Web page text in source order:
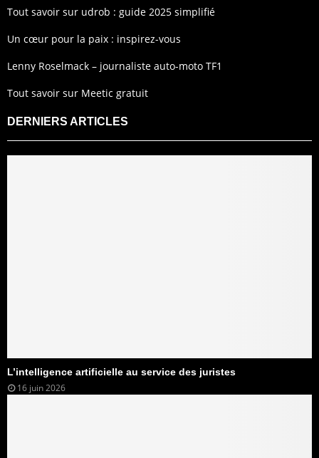
Tout savoir sur udrob : guide 2025 simplifié
Un cœur pour la paix : inspirez-vous
Lenny Roselmack – journaliste auto-moto TF1
Tout savoir sur Meetic gratuit
DERNIERS ARTICLES
L’intelligence artificielle au service des juristes
16 juin 2026